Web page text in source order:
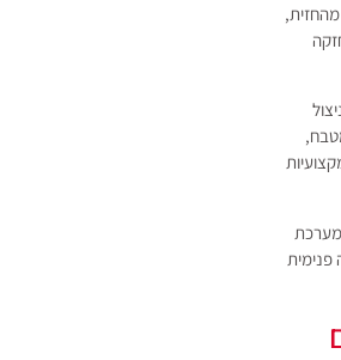
מהחזית,
מערכת
פנימית